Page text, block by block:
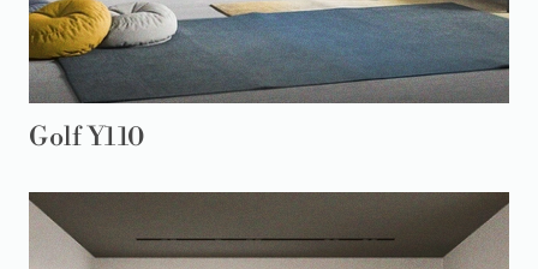
Golf Y110